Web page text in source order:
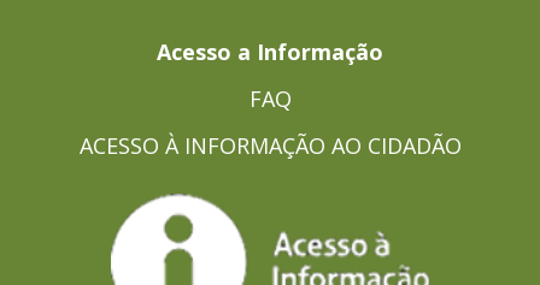
Acesso a Informação
FAQ
ACESSO À INFORMAÇÃO AO CIDADÃO